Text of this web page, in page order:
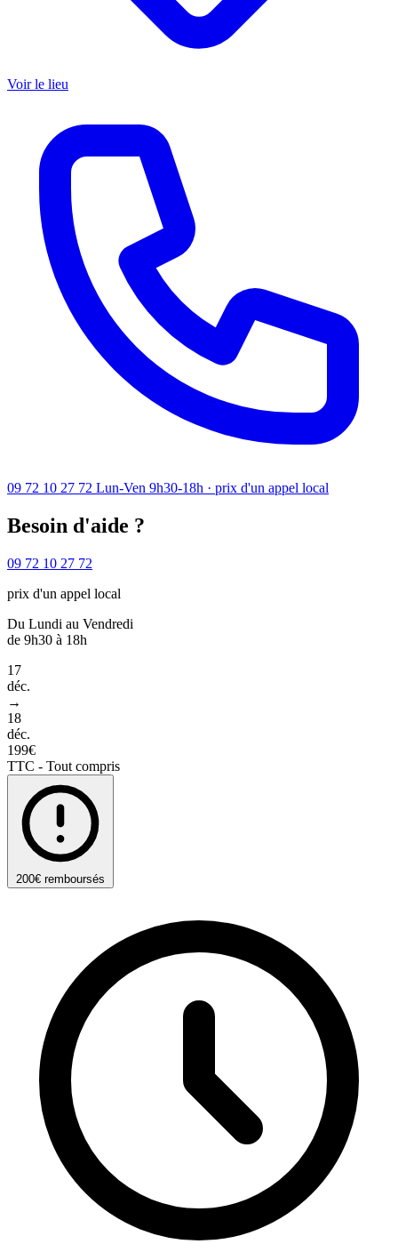
Voir le lieu
09 72 10 27 72 Lun-Ven 9h30-18h · prix d'un appel local
Besoin d'aide ?
09 72 10 27 72
prix d'un appel local
Du Lundi au Vendredi
de 9h30 à 18h
17
déc.
→
18
déc.
199€
TTC - Tout compris
200€ remboursés